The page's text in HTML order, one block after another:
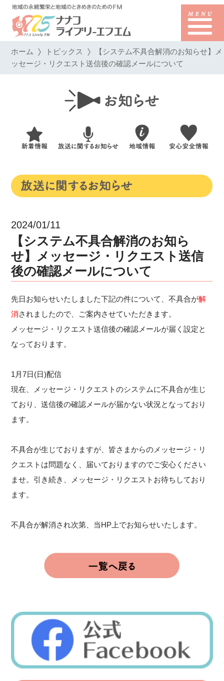
ホーム トピックス 【システム不具合解消のお知らせ】メ
ッセージ・リクエスト送信後の確認メールについて
2024/01/11
【システム不具合解消のお知ら
せ】メッセージ・リクエスト送信
後の確認メールについて
先日お知らせいたしました下記の件について、不具合が解
消されましたので、ご案内させていただきます。
メッセージ・リクエスト送信後の確認メールが届く設定と
なっております。
1月7日(日)配信
現在、メッセージ・リクエストのシステムに不具合が生じ
ており、送信後の確認メールが届かない状況となっており
ます。
不具合が生じておりますが、皆さまからのメッセージ・リ
クエストは問題なく、届いておりますのでご安心ください
ませ。引き続き、メッセージ・リクエストお待ちしており
ます。
不具合が解消され次第、当HP上でお知らせいたします。